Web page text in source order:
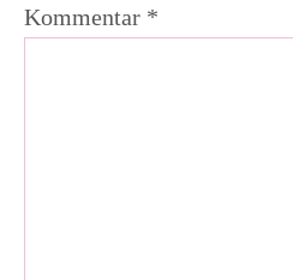
Kommentar *